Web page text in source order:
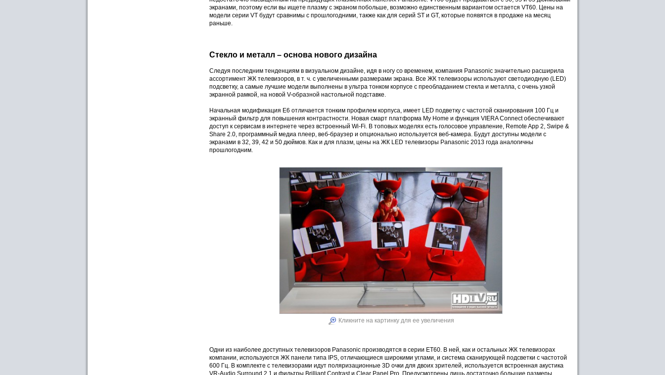
экранами, поэтому если вы ищете плазму с экраном побольше, возможно единственным вариантом остается VT60. Цены на
модели серии VT будут сравнимы с прошлогодними, также как для серий ST и GT, которые появятся в продаже на месяц
раньше.
Cтекло и металл – основа нового дизайна
Следуя последним тенденциям в визуальном дизайне, идя в ногу со временем, компания Panasonic значительно расширила
ассортимент ЖК телевизоров, в т. ч. с увеличенными размерами экрана. Все ЖК телевизоры используют светодиодную (LED)
подсветку, а самые лучшие модели выполнены в ультра тонком корпусе с преобладанием стекла и металла, с очень узкой
экранной рамкой, на новой V-образной настольной подставке.
Начальная модификация E6 отличается тонким профилем корпуса, имеет LED подветку с частотой сканирования 100 Гц и
экранный фильтр для повышения контрастности. Новая смарт платформа My Home и функция VIERA Connect обеспечивают
доступ к сервисам в интернете через встроенный Wi-Fi. В топовых моделях есть голосовое управление, Remote App 2, Swipe &
Share 2.0, программный медиа плеер, веб-браузер и опционально используется веб-камера. Будут доступны модели с
экранами в 32, 39, 42 и 50 дюймов. Как и для плазм, цены на ЖК LED телевизоры Panasonic 2013 года аналогичны
прошлогодним.
Кликните на картинку для ее увеличения
Одни из наиболее доступных телевизоров Panasonic производятся в серии ЕT60. В ней, как и остальных ЖК телевизорах
компании, используются ЖК панели типа IPS, отличающиеся широкими углами, и система сканирующей подсветки с частотой
600 Гц. В комплекте с телевизорами идут поляризационные 3D очки для двоих зрителей, используется встроенная акустика
VR-Audio Surround 2.1 и фильтры Brilliant Contrast и Clear Panel Pro. Предусмотрены лишь достаточно большие размеры